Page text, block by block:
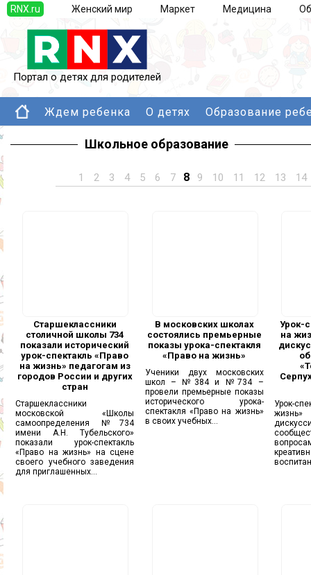
RNX.ru Женский мир Маркет Медицина
Портал о детях для родителей
Ждем ребенка О детях Образование
Школьное образование
1 2 3 4 5 6 7 8 9 10 11 12 13 14
Старшеклассники
столичной школы 734
показали исторический
урок-спектакль «Право
на жизнь» педагогам из
городов России и других
стран
Старшеклассники
московской «Школы
самоопределения №734
имени А.Н. Тубельского»
показали урок-спектакль
«Право на жизнь» на сцене
своего учебного заведения
для приглашенных...
В московских школах
состоялись премьерные
показы урока-спектакля
«Право на жизнь»
Ученики двух московских
школ – №384 и №734 –
провели премьерные показы
исторического урока-
спектакля «Право на жизнь»
в своих учебных...
Урок-
на
Урок-